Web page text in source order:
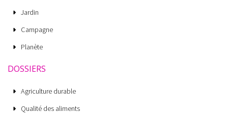
Jardin
Campagne
Planète
DOSSIERS
Agriculture durable
Qualité des aliments